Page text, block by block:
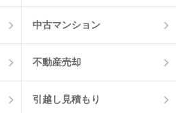
中古マンション
不動産売却
引越し見積もり